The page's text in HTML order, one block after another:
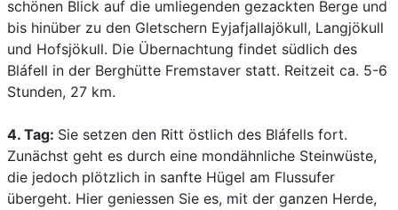
schönen Blick auf die umliegenden gezackten Berge und
bis hinüber zu den Gletschern Eyjafjallajökull, Langjökull
und Hofsjökull. Die Übernachtung findet südlich des
Bláfell in der Berghütte Fremstaver statt. Reitzeit ca. 5-6
Stunden, 27 km.
4. Tag: Sie setzen den Ritt östlich des Bláfells fort.
Zunächst geht es durch eine mondähnliche Steinwüste,
die jedoch plötzlich in sanfte Hügel am Flussufer
übergeht. Hier geniessen Sie es, mit der ganzen Herde,